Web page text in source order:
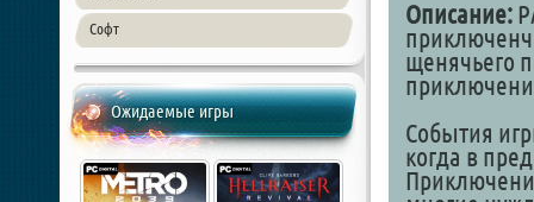
Софт
Ожидаемые игры
Описание:
щенячьего
События
когда в